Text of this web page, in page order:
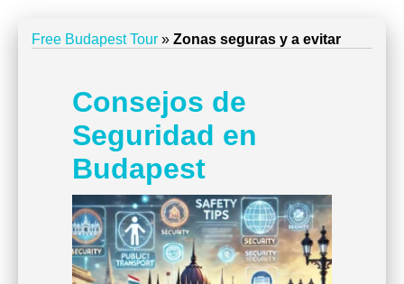
Free Budapest Tour » Zonas seguras y a evitar
Consejos de
Seguridad en
Budapest